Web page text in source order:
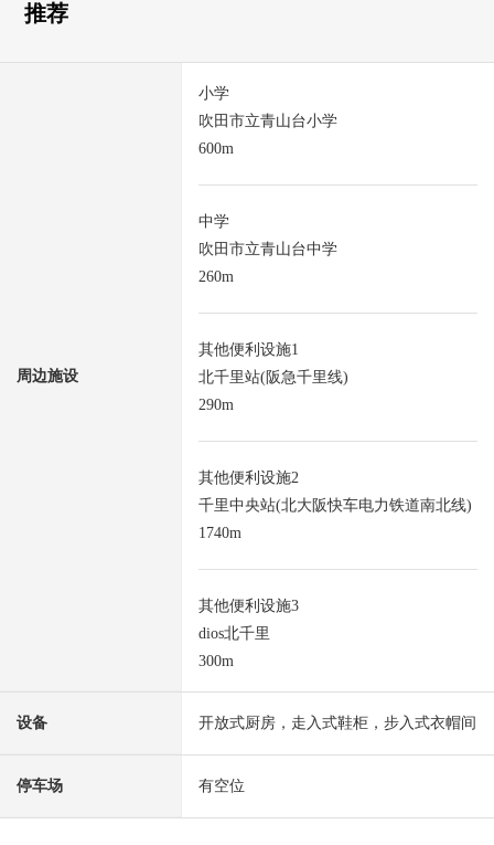
推荐
周边施设
小学
吹田市立青山台小学
600m
中学
吹田市立青山台中学
260m
其他便利设施1
北千里站(阪急千里线)
290m
其他便利设施2
千里中央站(北大阪快车电力铁道南北线)
1740m
其他便利设施3
dios北千里
300m
设备 开放式厨房，走入式鞋柜，步入式衣帽间
停车场 有空位